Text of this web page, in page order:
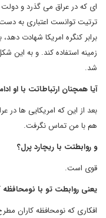
ای که در عراق می گذرد و دولت
ترتیت توانست اعتباری به
برابر کنگره امریکا شهادت
زمینه استفاده کند. و به این
شد.
آیا همچنان ارتباطاتت با او
بعد از این که امریکایی ها در
هم با من تماس نگرفت.
و روابطتت با ریچارد پرل؟
قوی است.
یعنی روابطت تو با نومحافظه
افکاری که نومحافظه کاران